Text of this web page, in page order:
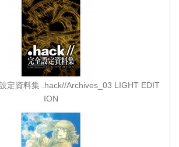
定資料集 .hack//Archives_03 LIGHT EDIT
ION